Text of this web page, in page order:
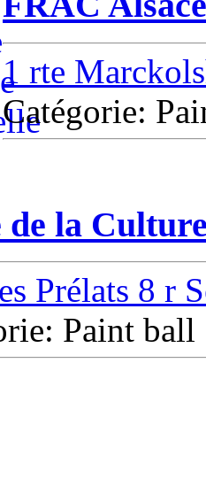
1 rte
Catégorie:
la
Prélats 8 r
Paint